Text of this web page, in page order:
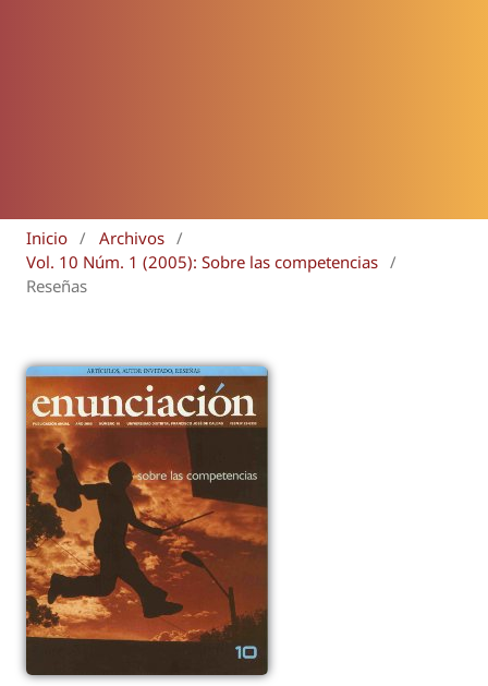
Inicio / Archivos /
Vol. 10 Núm. 1 (2005): Sobre las competencias /
Reseñas